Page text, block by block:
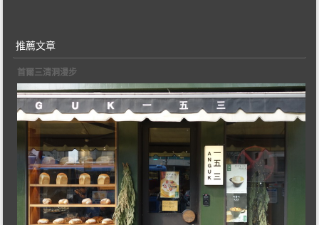
推薦文章
首爾三清洞漫步